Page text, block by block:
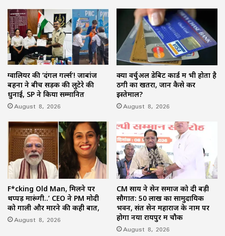
ग्वालियर की ‘दंगल गर्ल्स’! जाबांज
बहनों ने बीच सड़क की लुटेरे की
धुनाई, SP ने किया सम्मानित
August 8, 2026
क्या वर्चुअल डेबिट कार्ड में भी होता है
ठगी का खतरा, जानें कैसे करें
इस्तेमाल?
August 8, 2026
F*cking Old Man, मिलने पर
थप्पड़ मारूंगी..’ CEO ने PM मोदी
को गाली और मारने की कही बात,
August 8, 2026
CM साय ने सेन समाज को दी बड़ी
सौगात: 50 लाख का सामुदायिक
भवन, संत सेन महाराज के नाम पर
होगा नया रायपुर में चौक
August 8, 2026